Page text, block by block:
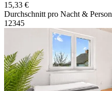
15,33 €
Durchschnitt pro Nacht & Person
1 2345